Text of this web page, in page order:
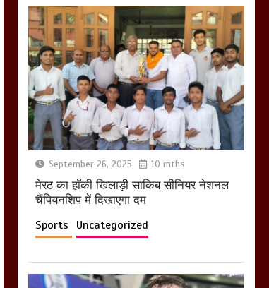
सालीकिन को शहर काजी
नहीं बनने देना चाहते सुने
क्या कहा मौलाना कारी
शफीकुर्रहमान रहमान ने
March 11, 2025
बिजली विभाग से परेशान
होकर बागपत में एक संत ने
सरकार को दी आमरण
अनशन की चेतावनी
March 8, 2025
September 26, 2025 10 mths
मेरठ का हाॅकी खिलाड़ी साकिब सीनियर नेशनल
चैंपियनशिप में दिखाएगा दम
Sports Uncategorized